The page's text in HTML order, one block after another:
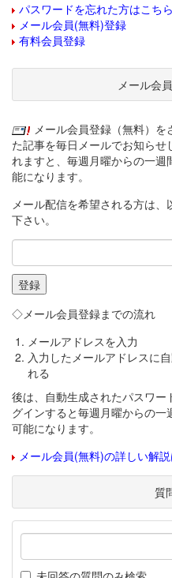
パスワードを忘れた方はこちら
メール会員(無料)登録
有料会員登録
メール会
メール会員登録（無料）
た記事を毎日メールでお知らせ
れますと、毎週月曜からの一
能になります。
メール配信を希望される方は
下さい。
◇メール会員登録までの流れ
メールアドレスを入力
入力したメールアドレスに
れる
後は、自動生成されたパスワー
グインすると毎週月曜からの
可能になります。
メール会員(無料)の詳しい解
質